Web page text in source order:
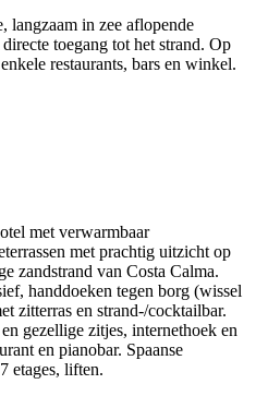
langzaam in zee aflopende
toegang tot het strand. Op
restaurants, bars en winkel.
met verwarmbaar
met prachtig uitzicht op
zandstrand van Costa Calma.
handdoeken tegen borg (wissel
zitterras en strand-/cocktailbar.
gezellige zitjes, internethoek en
en pianobar. Spaanse
etages, liften.